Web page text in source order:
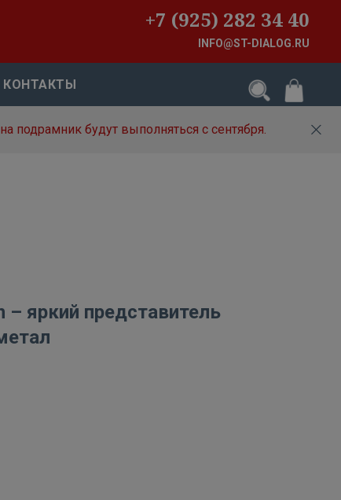
+7 (925) 282 34 40
INFO@ST-DIALOG.RU
КОНТАКТЫ
подрамник будут выполняться с сентября.
– яркий представитель